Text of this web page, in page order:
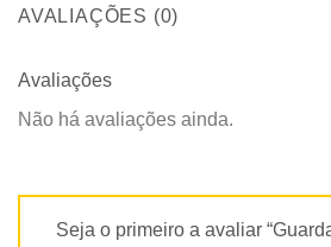
AVALIAÇÕES (0)
Avaliações
Não há avaliações ainda.
Seja o primeiro a avaliar